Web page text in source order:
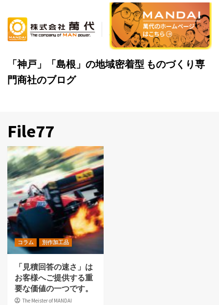
content
「神戸」「島根」の地域密着型 ものづくり専
門商社のブログ
File77
コラム 別作加工品
「見積回答の速さ」は
お客様へご提供する重
要な価値の一つです。
The Meister of MANDAI